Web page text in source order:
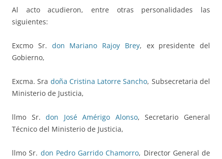
Al acto acudieron, entre otras personalidades las
siguientes:
Excmo Sr. don Mariano Rajoy Brey, ex presidente del
Gobierno,
Excma. Sra doña Cristina Latorre Sancho, Subsecretaria del
Ministerio de Justicia,
llmo Sr.don José Amérigo Alonso, Secretario General
Técnico del Ministerio de Justicia,
llmo Sr. don Pedro Garrido Chamorro, Director General de